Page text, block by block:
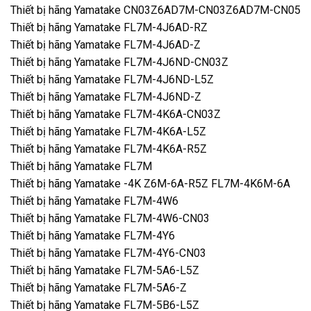
Thiết bị hãng Yamatake CN03Z6AD7M-CN03Z6AD7M-CN05
Thiết bị hãng Yamatake FL7M-4J6AD-RZ
Thiết bị hãng Yamatake FL7M-4J6AD-Z
Thiết bị hãng Yamatake FL7M-4J6ND-CN03Z
Thiết bị hãng Yamatake FL7M-4J6ND-L5Z
Thiết bị hãng Yamatake FL7M-4J6ND-Z
Thiết bị hãng Yamatake FL7M-4K6A-CN03Z
Thiết bị hãng Yamatake FL7M-4K6A-L5Z
Thiết bị hãng Yamatake FL7M-4K6A-R5Z
Thiết bị hãng Yamatake FL7M
Thiết bị hãng Yamatake -4K Z6M-6A-R5Z FL7M-4K6M-6A
Thiết bị hãng Yamatake FL7M-4W6
Thiết bị hãng Yamatake FL7M-4W6-CN03
Thiết bị hãng Yamatake FL7M-4Y6
Thiết bị hãng Yamatake FL7M-4Y6-CN03
Thiết bị hãng Yamatake FL7M-5A6-L5Z
Thiết bị hãng Yamatake FL7M-5A6-Z
Thiết bị hãng Yamatake FL7M-5B6-L5Z